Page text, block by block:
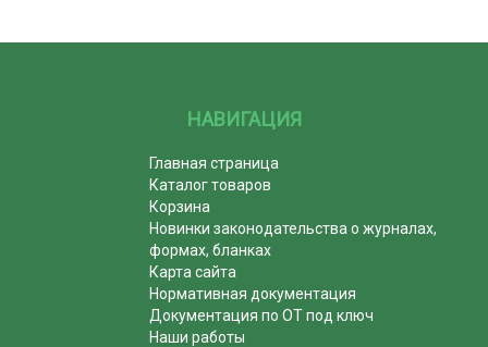
НАВИГАЦИЯ
Главная страница
Каталог товаров
Корзина
Новинки законодательства о журналах,
формах, бланках
Карта сайта
Нормативная документация
Документация по ОТ под ключ
Наши работы